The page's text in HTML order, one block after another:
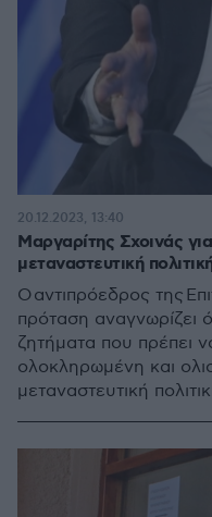
Μαργαρίτης Σχοινάς
μεταναστευτική
Ο αντιπρόεδρος της
πρόταση αναγνωρίζει
ζητήματα που πρέπει
ολοκληρωμένη και
μεταναστευτική
20.12.2023, 13:40